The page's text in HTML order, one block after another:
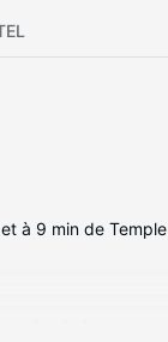
à 9 min de Temple